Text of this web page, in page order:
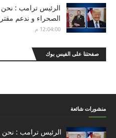
الرئيس ترامب :
الصحراء و ندعم
12:04:00 م
صفحتنا على الفيس بوك
منشورات شائعة
الرئيس ترامب : نحن